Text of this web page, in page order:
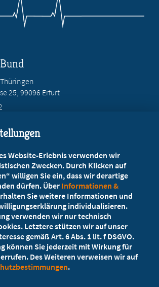
25, 99096 Erfurt
berät Sie!
jetzt Mitglied
5 Vorteile einer MB-Mitgliedschaft
Website-Erlebnis verwenden wir
Zwecken. Durch Klicken auf
willigen Sie ein, dass wir derartige
dürfen. Über Informationen &
Sie weitere Informationen und
individualisieren.
verwenden wir nur technisch
Letztere stützen wir auf unser
gemäß Art. 6 Abs. 1 lit. f DSGVO.
können Sie jederzeit mit Wirkung für
Des Weiteren verweisen wir auf
.